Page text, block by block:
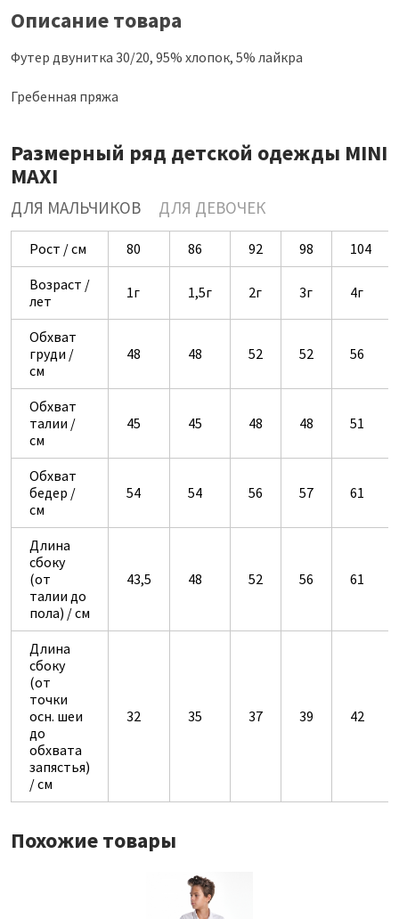
Описание товара
Футер двунитка 30/20, 95% хлопок, 5% лайкра
Гребенная пряжа
Размерный ряд детской одежды MINI
MAXI
ДЛЯ МАЛЬЧИКОВ ДЛЯ ДЕВОЧЕК
Рост / см 80 86 92 98
104
Возраст /
лет
1г 1,5г 2г 3г 4г
Обхват
груди /
см
48 48 52 52 56
Обхват
талии /
см
45 45 48 48 51
Обхват
бедер /
см
54 54 56 57 61
Длина
сбоку
(от
талии до
пола) / см
43,5 48 52 56 61
Длина
сбоку
(от
точки
осн. шеи
до
обхвата
запястья)
/ см
32 35 37 39 42
Похожие товары